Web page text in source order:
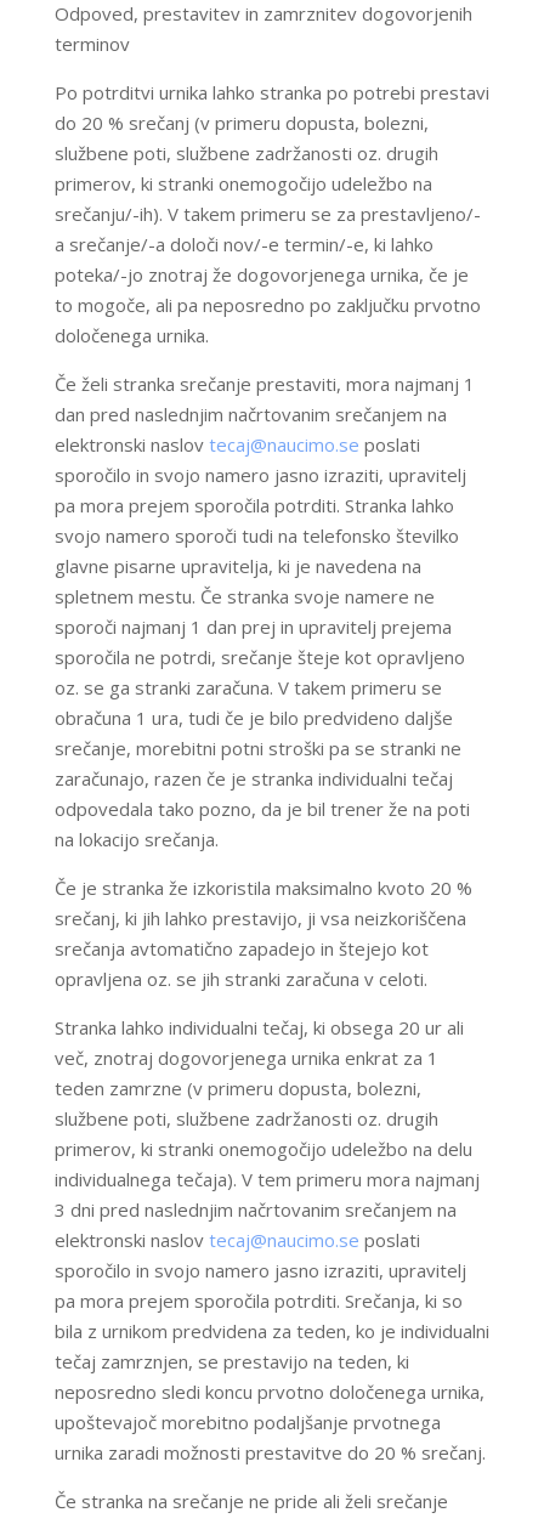
Odpoved, prestavitev in zamrznitev dogovorjenih
terminov
Po potrditvi urnika lahko stranka po potrebi prestavi
do 20 % srečanj (v primeru dopusta, bolezni,
službene poti, službene zadržanosti oz. drugih
primerov, ki stranki onemogočijo udeležbo na
srečanju/-ih). V takem primeru se za prestavljeno/-
a srečanje/-a določi nov/-e termin/-e, ki lahko
poteka/-jo znotraj že dogovorjenega urnika, če je
to mogoče, ali pa neposredno po zaključku prvotno
določenega urnika.
Če želi stranka srečanje prestaviti, mora najmanj 1
dan pred naslednjim načrtovanim srečanjem na
elektronski naslov tecaj@naucimo.se poslati
sporočilo in svojo namero jasno izraziti, upravitelj
pa mora prejem sporočila potrditi. Stranka lahko
svojo namero sporoči tudi na telefonsko številko
glavne pisarne upravitelja, ki je navedena na
spletnem mestu. Če stranka svoje namere ne
sporoči najmanj 1 dan prej in upravitelj prejema
sporočila ne potrdi, srečanje šteje kot opravljeno
oz. se ga stranki zaračuna. V takem primeru se
obračuna 1 ura, tudi če je bilo predvideno daljše
srečanje, morebitni potni stroški pa se stranki ne
zaračunajo, razen če je stranka individualni tečaj
odpovedala tako pozno, da je bil trener že na poti
na lokacijo srečanja.
Če je stranka že izkoristila maksimalno kvoto 20 %
srečanj, ki jih lahko prestavijo, ji vsa neizkoriščena
srečanja avtomatično zapadejo in štejejo kot
opravljena oz. se jih stranki zaračuna v celoti.
Stranka lahko individualni tečaj, ki obsega 20 ur ali
več, znotraj dogovorjenega urnika enkrat za 1
teden zamrzne (v primeru dopusta, bolezni,
službene poti, službene zadržanosti oz. drugih
primerov, ki stranki onemogočijo udeležbo na delu
individualnega tečaja). V tem primeru mora najmanj
3 dni pred naslednjim načrtovanim srečanjem na
elektronski naslov tecaj@naucimo.se poslati
sporočilo in svojo namero jasno izraziti, upravitelj
pa mora prejem sporočila potrditi. Srečanja, ki so
bila z urnikom predvidena za teden, ko je individualni
tečaj zamrznjen, se prestavijo na teden, ki
neposredno sledi koncu prvotno določenega urnika,
upoštevajoč morebitno podaljšanje prvotnega
urnika zaradi možnosti prestavitve do 20 % srečanj.
Če stranka na srečanje ne pride ali želi srečanje